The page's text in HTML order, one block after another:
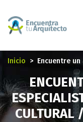
Inicio Encuentre
CULTURAL